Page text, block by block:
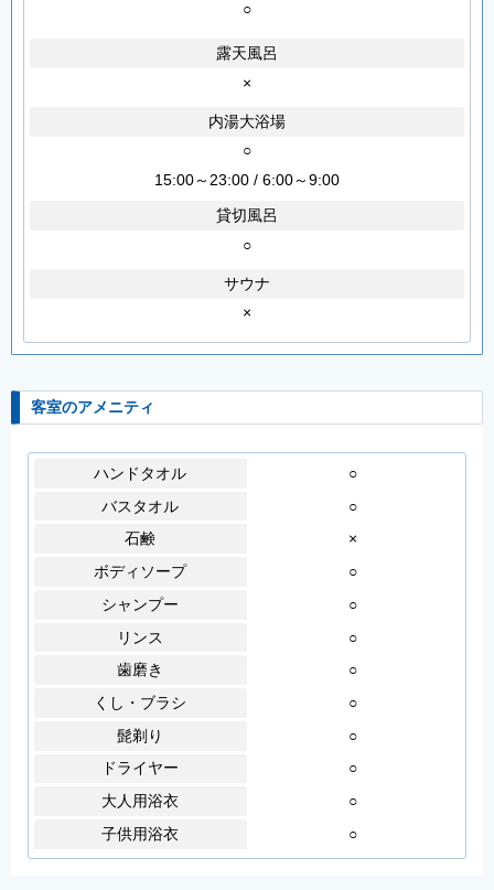
○
露天風呂
×
内湯大浴場
○
15:00～23:00 / 6:00～9:00
貸切風呂
○
サウナ
×
客室のアメニティ
ハンドタオル
○
バスタオル
○
石鹸
×
ボディソープ
○
シャンプー
○
リンス
○
歯磨き
○
くし・ブラシ
○
髭剃り
○
ドライヤー
○
大人用浴衣
○
子供用浴衣
○